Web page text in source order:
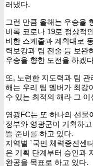
러냈다.
그런 만큼 올해는 우승을
비록 코로나 19로 정상적
비한 스케줄과 계획대로
력보강과 팀 전술 등 보완
우승을 향한 도전을 하겠
또, 노련한 지도력과 팀
해는 우리 팀 멤버가 최강
수 있는 최적의 해라 그
영광FC는 또 하나의 선물
정부와 영광군이 기획하
뜰 준비를 하고 있다.
지역별 `국민 체력증진센
은 기획 단계부터 승인과
완공을 목표로 하고 있다.